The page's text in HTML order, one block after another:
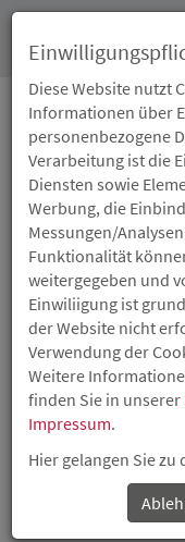
19.03.2014
ISB
FOKUS
Professor Günter
Die aktuellen
und ihre
Fokus der
pfälzischen
Energie und
Strukturbank
diskutierten, wie
Diese Website nutzt
Informationen über
personenbezogene
Verarbeitung ist die
Diensten sowie
Werbung, die
Messungen/
Funktionalität
weitergegeben und
Einwiliigung ist
der Website nicht
Verwendung der
Weitere
finden Sie in unserer
Impressum.
Hier gelangen Sie zu